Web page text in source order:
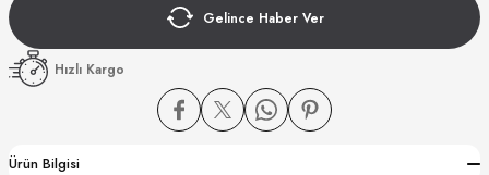
Gelince Haber Ver
Hızlı Kargo
Ürün Bilgisi